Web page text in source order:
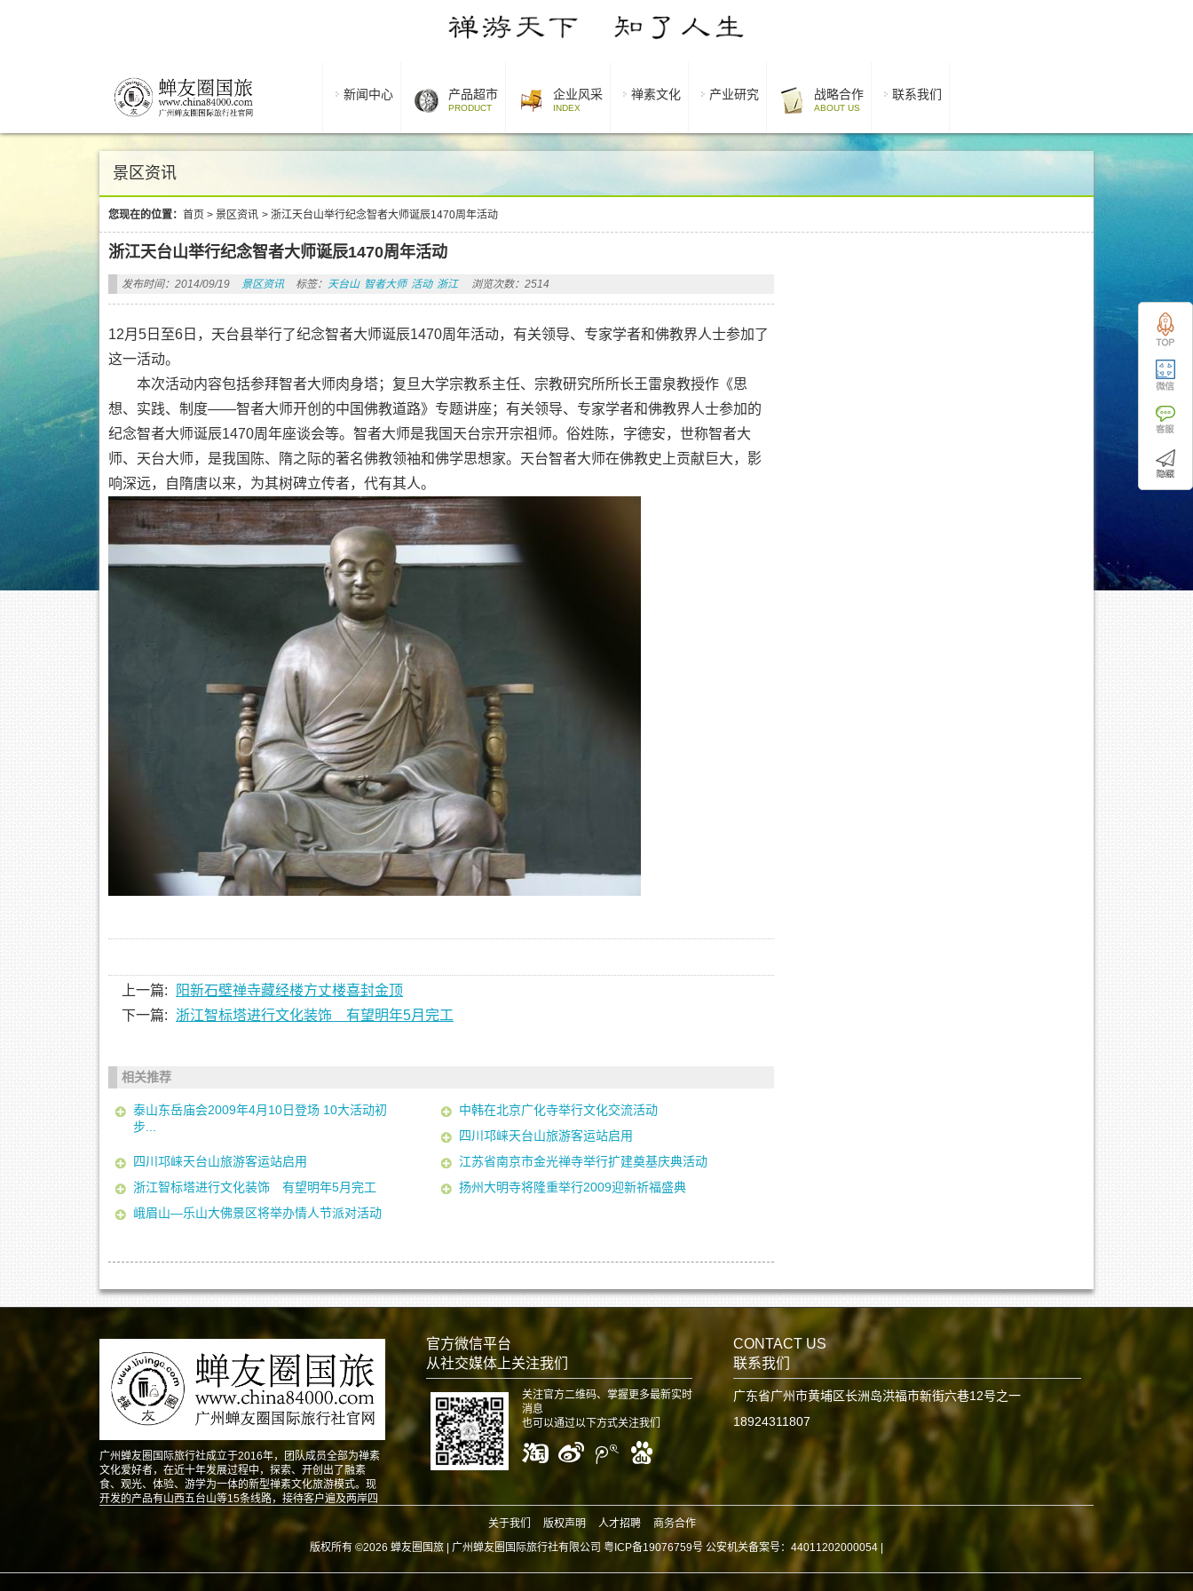
新闻中心 产品超市
PRODUCT
企业风采
INDEX
禅素文化 产业研究 战略合作
ABOUT US
联系我们
景区资讯
您现在的位置： 首页 > 景区资讯 > 浙江天台山举行纪念智者大师诞辰1470周年活动
浙江天台山举行纪念智者大师诞辰1470周年活动
发布时间：2014/09/19 景区资讯 标签： 天台山 智者大师 活动 浙江 浏览次数：2514
12月5日至6日，天台县举行了纪念智者大师诞辰1470周年活动，有关领导、专家学者和佛教界人士参加了
这一活动。
本次活动内容包括参拜智者大师肉身塔；复旦大学宗教系主任、宗教研究所所长王雷泉教授作《思
想、实践、制度——智者大师开创的中国佛教道路》专题讲座；有关领导、专家学者和佛教界人士参加的
纪念智者大师诞辰1470周年座谈会等。智者大师是我国天台宗开宗祖师。俗姓陈，字德安，世称智者大
师、天台大师，是我国陈、隋之际的著名佛教领袖和佛学思想家。天台智者大师在佛教史上贡献巨大，影
响深远，自隋唐以来，为其树碑立传者，代有其人。
上一篇:
阳新石壁禅寺藏经楼方丈楼喜封金顶
下一篇:
浙江智标塔进行文化装饰 有望明年5月完工
相关推荐
泰山东岳庙会2009年4月10日登场 10大活动初
步...
中韩在北京广化寺举行文化交流活动
四川邛崃天台山旅游客运站启用
四川邛崃天台山旅游客运站启用
江苏省南京市金光禅寺举行扩建奠基庆典活动
浙江智标塔进行文化装饰 有望明年5月完工
扬州大明寺将隆重举行2009迎新祈福盛典
峨眉山—乐山大佛景区将举办情人节派对活动
广州蝉友圈国际旅行社成立于2016年，团队成员全部为禅素
文化爱好者，在近十年发展过程中，探索、开创出了融素
食、观光、体验、游学为一体的新型禅素文化旅游模式。现
开发的产品有山西五台山等15条线路，接待客户遍及两岸四
官方微信平台
从社交媒体上关注我们
关注官方二维码、掌握更多最新实时
消息
也可以通过以下方式关注我们
CONTACT US
联系我们
广东省广州市黄埔区长洲岛洪福市新街六巷12号之一
18924311807
关于我们 版权声明 人才招聘
商务合作
版权所有 ©2026 蝉友圈国旅 | 广州蝉友圈国际旅行社有限公司 粤ICP备19076759号 公安机关备案号：44011202000054